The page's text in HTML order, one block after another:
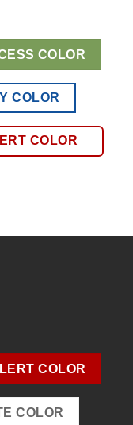
COLOR
COLOR
COLOR
COLOR
COLOR